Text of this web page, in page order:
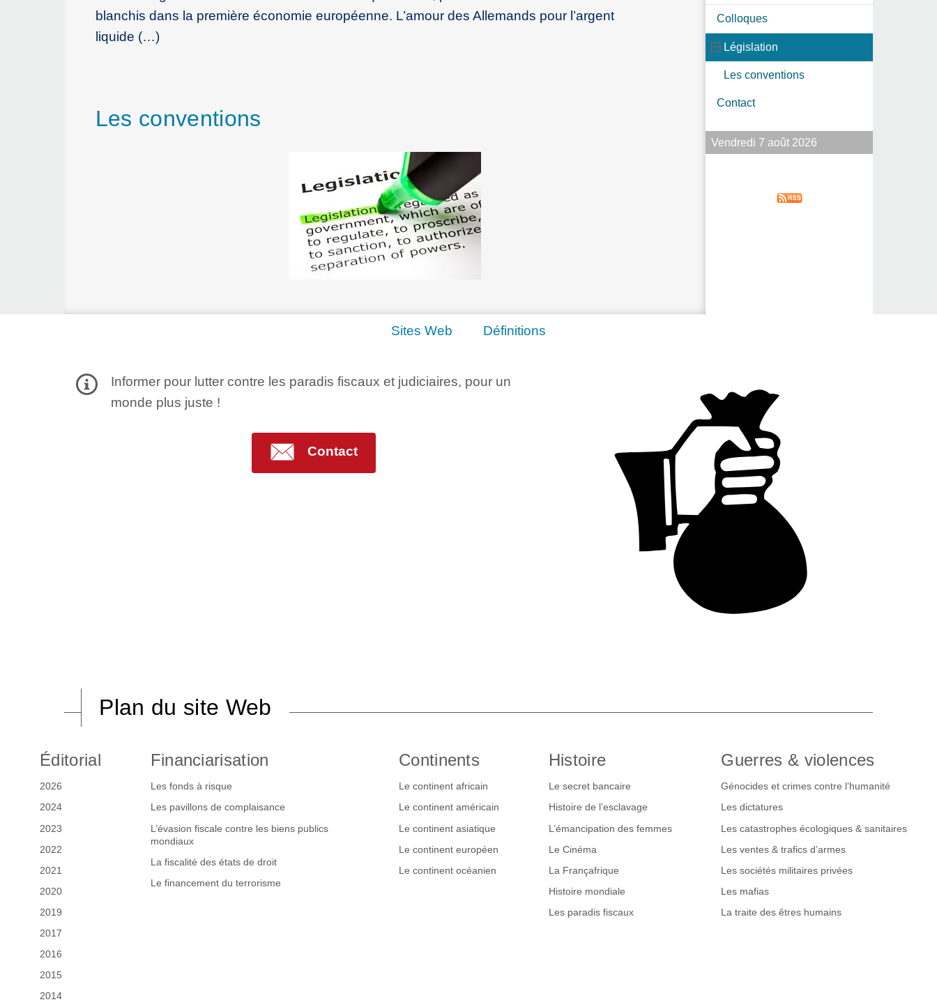
blanchis dans la première économie européenne. L’amour des Allemands pour l’argent
liquide (…)
Les conventions
Colloques
Législation
Les conventions
Contact
Vendredi 7 août 2026
Sites Web Définitions
Informer pour lutter contre les paradis fiscaux et judiciaires, pour un
monde plus juste !
Contact
Plan du site Web
Éditorial
2026
2024
2023
2022
2021
2020
2019
2017
2016
2015
2014
Financiarisation
Les fonds à risque
Les pavillons de complaisance
L’évasion fiscale contre les biens publics
mondiaux
La fiscalité des états de droit
Le financement du terrorisme
Continents
Le continent africain
Le continent américain
Le continent asiatique
Le continent européen
Le continent océanien
Histoire
Le secret bancaire
Histoire de l’esclavage
L’émancipation des femmes
Le Cinéma
La Françafrique
Histoire mondiale
Les paradis fiscaux
Guerres & violences
Génocides et crimes contre l’humanité
Les dictatures
Les catastrophes écologiques & sanitaires
Les ventes & trafics d’armes
Les sociétés militaires privées
Les mafias
La traite des êtres humains